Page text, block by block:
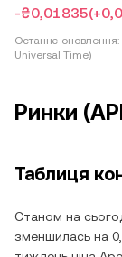
-₴0,01835
Останнє оновлення:
Universal Time)
Ринки
Таблиця
Станом на
зменшилась на